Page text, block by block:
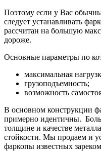
Поэтому если у Вас
следует устанавливать
рассчитан на большую
дороже.
Основные параметры по
максимальная
грузоподъемность;
возможность
В основном конструкции
примерно идентичны.
толщине и качестве
стойкости. Мы продаем и
фаркопы известных